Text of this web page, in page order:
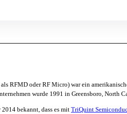
RFMD oder RF Micro) war ein
wurde 1991 in Greensboro,
bekannt, dass es mit TriQuint